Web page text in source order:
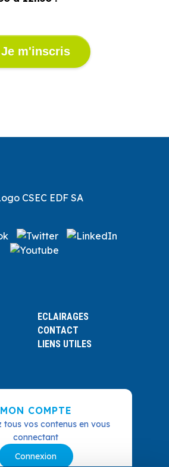
Je m'inscris
ECLAIRAGES
CONTACT
LIENS UTILES
MON COMPTE
tous vos contenus en vous
connectant
Connexion